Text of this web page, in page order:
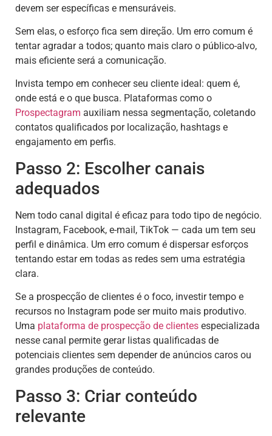
devem ser específicas e mensuráveis.
Sem elas, o esforço fica sem direção. Um erro comum é
tentar agradar a todos; quanto mais claro o público-alvo,
mais eficiente será a comunicação.
Invista tempo em conhecer seu cliente ideal: quem é,
onde está e o que busca. Plataformas como o
Prospectagram auxiliam nessa segmentação, coletando
contatos qualificados por localização, hashtags e
engajamento em perfis.
Passo 2: Escolher canais
adequados
Nem todo canal digital é eficaz para todo tipo de negócio.
Instagram, Facebook, e-mail, TikTok — cada um tem seu
perfil e dinâmica. Um erro comum é dispersar esforços
tentando estar em todas as redes sem uma estratégia
clara.
Se a prospecção de clientes é o foco, investir tempo e
recursos no Instagram pode ser muito mais produtivo.
Uma plataforma de prospecção de clientes especializada
nesse canal permite gerar listas qualificadas de
potenciais clientes sem depender de anúncios caros ou
grandes produções de conteúdo.
Passo 3: Criar conteúdo
relevante